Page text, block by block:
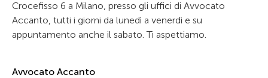
Crocefisso 6 a Milano, presso gli uffici di Avvocato
Accanto, tutti i giorni da lunedì a venerdì e su
appuntamento anche il sabato. Ti aspettiamo.
Avvocato Accanto